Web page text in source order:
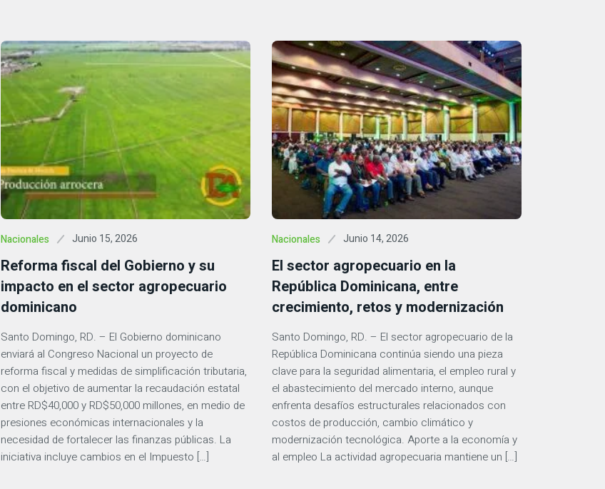
Nacionales Junio 15, 2026
Reforma fiscal del Gobierno y su
impacto en el sector agropecuario
dominicano
Santo Domingo, RD. – El Gobierno dominicano
enviará al Congreso Nacional un proyecto de
reforma fiscal y medidas de simplificación tributaria,
con el objetivo de aumentar la recaudación estatal
entre RD$40,000 y RD$50,000 millones, en medio de
presiones económicas internacionales y la
necesidad de fortalecer las finanzas públicas. La
iniciativa incluye cambios en el Impuesto […]
Nacionales Junio 14, 2026
El sector agropecuario en la
República Dominicana, entre
crecimiento, retos y modernización
Santo Domingo, RD. – El sector agropecuario de la
República Dominicana continúa siendo una pieza
clave para la seguridad alimentaria, el empleo rural y
el abastecimiento del mercado interno, aunque
enfrenta desafíos estructurales relacionados con
costos de producción, cambio climático y
modernización tecnológica. Aporte a la economía y
al empleo La actividad agropecuaria mantiene un […]